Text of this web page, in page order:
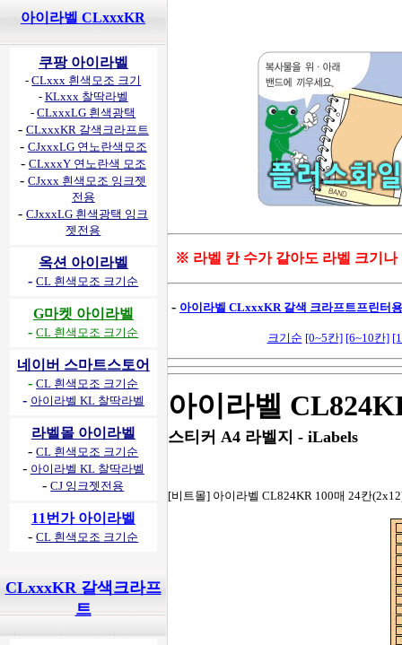
아이라벨 CLxxxKR
쿠팡 아이라벨
-CLxxx 흰색모조 크기
- KLxxx 찰딱라벨
-CLxxxLG 흰색광택
- CLxxxKR 갈색크라프트
- CJxxxLG 연노란색모조
- CLxxxY 연노란색 모조
-CJxxx 흰색모조 잉크젯
전용
-CJxxxLG 흰색광택 잉크
젯전용
옥션 아이라벨
-CL 흰색모조 크기순
G마켓 아이라벨
-CL 흰색모조 크기순
네이버 스마트스토어
-CL 흰색모조 크기순
- 아이라벨 KL 찰딱라벨
라벨몰 아이라벨
-CL 흰색모조 크기순
- 아이라벨 KL 찰딱라벨
-CJ 잉크젯전용
11번가 아이라벨
-CL 흰색모조 크기순
CLxxxKR 갈색크라프
트
※ 라벨 칸 수가 같아도 라벨 크기나
- 아이라벨 CLxxxKR 갈색 크라프트프린터
크기순 [0~5칸] [6~10칸]
아이라벨
스티커 A4 라벨지 - iLabels
[비트몰] 아이라벨 CL824KR 100매 24칸